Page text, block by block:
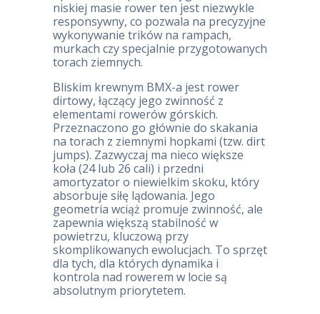
niskiej masie rower ten jest niezwykle
responsywny, co pozwala na precyzyjne
wykonywanie trików na rampach,
murkach czy specjalnie przygotowanych
torach ziemnych.
Bliskim krewnym BMX-a jest rower
dirtowy, łączący jego zwinność z
elementami rowerów górskich.
Przeznaczono go głównie do skakania
na torach z ziemnymi hopkami (tzw. dirt
jumps). Zazwyczaj ma nieco większe
koła (24 lub 26 cali) i przedni
amortyzator o niewielkim skoku, który
absorbuje siłę lądowania. Jego
geometria wciąż promuje zwinność, ale
zapewnia większą stabilność w
powietrzu, kluczową przy
skomplikowanych ewolucjach. To sprzęt
dla tych, dla których dynamika i
kontrola nad rowerem w locie są
absolutnym priorytetem.